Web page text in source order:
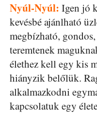
Nyúl-Nyúl: Igen jó
kevésbé ajánlható
megbízható,
teremtenek
élethez kell egy kis
hiányzik belőlük.
alkalmazkodni
kapcsolatuk egy